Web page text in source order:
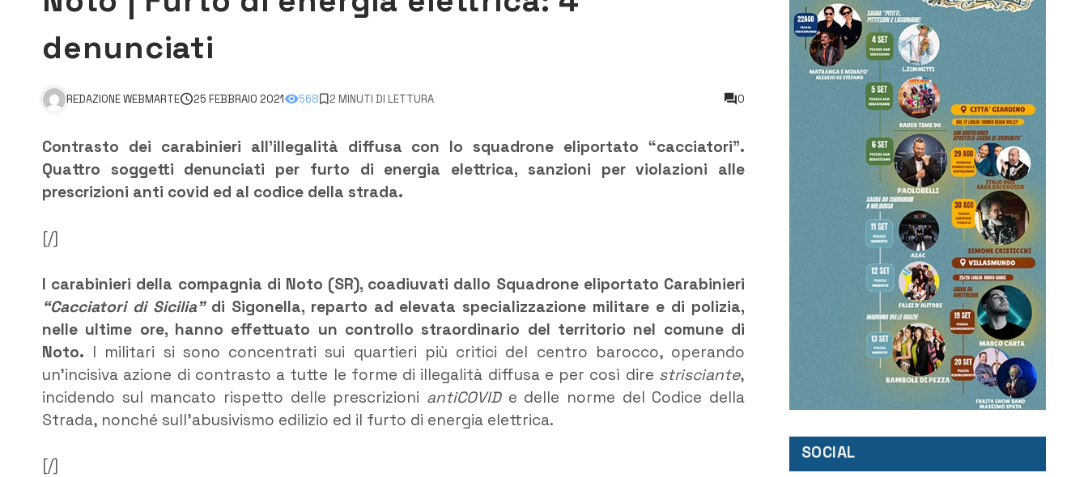
denunciati
REDAZIONE WEBMARTE 25 FEBBRAIO 2021 568 2 MINUTI DI LETTURA 0
Contrasto dei carabinieri all’illegalità diffusa con lo squadrone eliportato “cacciatori”.
Quattro soggetti denunciati per furto di energia elettrica, sanzioni per violazioni alle
prescrizioni anti covid ed al codice della strada.
[/]
I carabinieri della compagnia di Noto (SR), coadiuvati dallo Squadrone eliportato Carabinieri
“Cacciatori di Sicilia”di Sigonella, reparto ad elevata specializzazione militare e di polizia,
nelle ultime ore, hanno effettuato un controllo straordinario del territorio nel comune di
Noto. I militari si sono concentrati sui quartieri più critici del centro barocco, operando
un’incisiva azione di contrasto a tutte le forme di illegalità diffusa e per così dire strisciante,
incidendo sul mancato rispetto delle prescrizioni antiCOVIDe delle norme del Codice della
Strada, nonché sull’abusivismo edilizio ed il furto di energia elettrica.
[/]
SOCIAL